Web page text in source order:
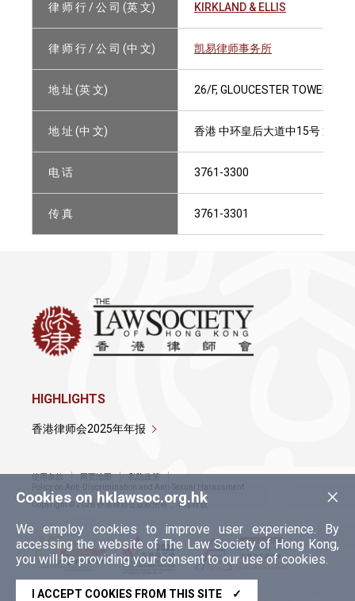
律 师 行 / 公 司 (英 文) KIRKLAND & ELLIS
律 师 行 / 公 司 (中 文) 凯易律师事务所
地 址 (英 文) 26/F, GLOUCESTER TOWER,
地 址 (中 文) 香港 中环皇后大道中15号 置地
电 话 3761-3300
传 真 3761-3301
×
Cookies on hklawsoc.org.hk
We employ cookies to improve user experience. By
accessing the website of The Law Society of Hong Kong,
you will be providing your consent to our use of cookies.
I ACCEPT COOKIES FROM THIS SITE ✓
HIGHLIGHTS
香港律师会2025年年报
使用条款 网页地图
私隐政策
Policy on Anti-Discrimination and Anti-Sexual Harassment
Copyright © 2026 香港律师会版权所有，不得转载